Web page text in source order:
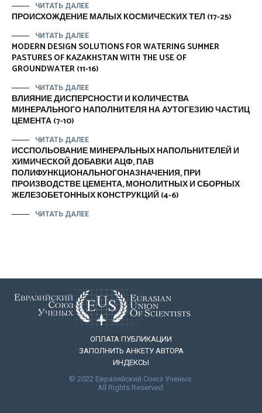
ЧИТАТЬ ДАЛЕЕ
ПРОИСХОЖДЕНИЕ МАЛЫХ КОСМИЧЕСКИХ ТЕЛ (17-25)
ЧИТАТЬ ДАЛЕЕ
MODERN DESIGN SOLUTIONS FOR WATERING SUMMER
PASTURES OF KAZAKHSTAN WITH THE USE OF
GROUNDWATER (11-16)
ЧИТАТЬ ДАЛЕЕ
ВЛИЯНИЕ ДИСПЕРСНОСТИ И КОЛИЧЕСТВА
МИНЕРАЛЬНОГО НАПОЛНИТЕЛЯ НА АУТОГЕЗИЮ ЧАСТИЦ
ЦЕМЕНТА (7-10)
ЧИТАТЬ ДАЛЕЕ
ИССПОЛЬОВАНИЕ МИНЕРАЛЬНЫХ НАПОЛЬНИТЕЛЕЙ И
ХИМИЧЕСКОЙ ДОБАВКИ АЦФ, ПАВ
ПОЛИФУНКЦИОНАЛЬНОГОНАЗНАЧЕНИЯ, ПРИ
ПРОИЗВОДСТВЕ ЦЕМЕНТА, МОНОЛИТНЫХ И СБОРНЫХ
ЖЕЛЕЗОБЕТОННЫХ КОНСТРУКЦИЙ (4-6)
ЧИТАТЬ ДАЛЕЕ
ОПЛАТА ПУБЛИКАЦИИ
ЗАПОЛНИТЬ АНКЕТУ АВТОРА
ИНДЕКСЫ
© 2022 Евразийский Союз Ученых.
All Rights Reserved.